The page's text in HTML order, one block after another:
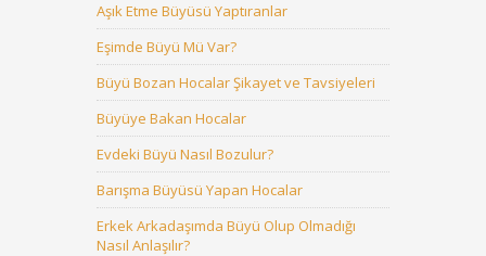
Aşık Etme Büyüsü Yaptıranlar
Eşimde Büyü Mü Var?
Büyü Bozan Hocalar Şikayet ve Tavsiyeleri
Büyüye Bakan Hocalar
Evdeki Büyü Nasıl Bozulur?
Barışma Büyüsü Yapan Hocalar
Erkek Arkadaşımda Büyü Olup Olmadığı
Nasıl Anlaşılır?